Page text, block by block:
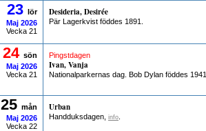
23 lör
Maj 2026
Vecka 21
Desideria, Desirée
Pär Lagerkvist föddes 1891.
24 sön
Maj 2026
Vecka 21
Pingstdagen
Ivan, Vanja
Nationalparkernas dag. Bob Dylan föddes 1941.
25 mån
Maj 2026
Vecka 22
Urban
Handduksdagen, info